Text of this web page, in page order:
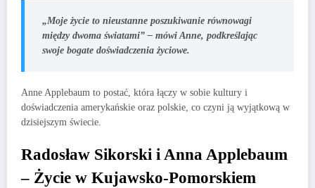
„Moje życie to nieustanne poszukiwanie równowagi
między dwoma światami” – mówi Anne, podkreślając
swoje bogate doświadczenia życiowe.
Anne Applebaum to postać, która łączy w sobie kultury i
doświadczenia amerykańskie oraz polskie, co czyni ją wyjątkową w
dzisiejszym świecie.
Radosław Sikorski i Anna Applebaum
– Życie w Kujawsko-Pomorskiem